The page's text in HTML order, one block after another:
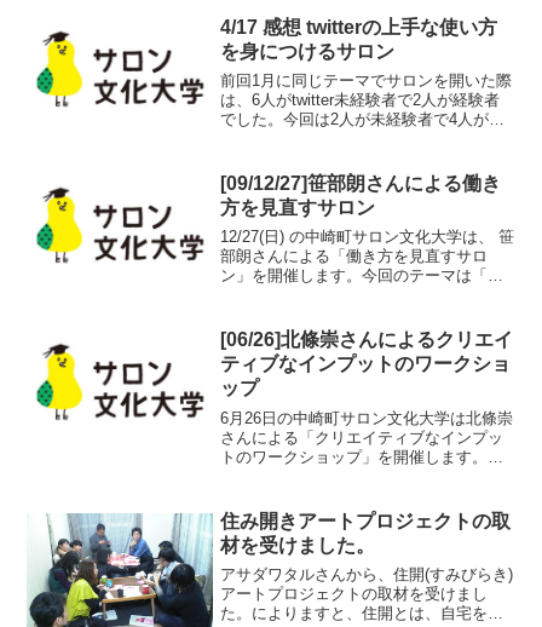
てどういうふうに伝えれば伝えたい相手
に届くの...
4/17 感想 twitterの上手な使い方
を身につけるサロン
前回1月に同じテーマでサロンを開いた際
は、6人がtwitter未経験者で2人が経験者
でした。今回は2人が未経験者で4人が経
開催する予定です。前回も含めて...
[09/12/27]笹部朗さんによる働き
方を見直すサロン
12/27(日) の中崎町サロン文化大学は、 笹
部朗さんによる「働き方を見直すサロ
ン」を開催します。今回のテーマは「来
たちは、これまでどうしてそうなってい
たのか、絶対...
[06/26]北條崇さんによるクリエイ
ティブなインプットのワークショ
ップ
6月26日の中崎町サロン文化大学は北條崇
さんによる「クリエイティブなインプッ
トのワークショップ」を開催します。考
角度から「観る」ことを考えるワークシ
ョップです。前回の様...
住み開きアートプロジェクトの取
材を受けました。
アサダワタルさんから、住開(すみびらき)
アートプロジェクトの取材を受けまし
た。によりますと、住開とは、自宅を代